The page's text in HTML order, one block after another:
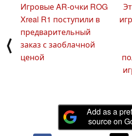
⟨
Игровые AR-очки ROG
Xreal R1 поступили в
предварительный
заказ с заоблачной
ценой
Add as a
source on